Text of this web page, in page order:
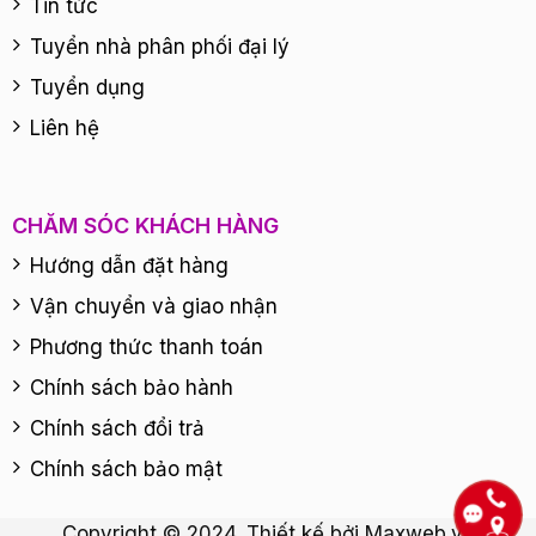
ĐỐI TƯỢNG SỬ DỤNG: Tất cả mọi làn da đều sử
dụng
———————————–
tiếp.
– Cam kết đổi trả, hoàn tiền nếu giao sai, nhầm,
thiếu sản phẩm
– Hỗ trợ tư vấn giải đáp thắc mắc 24/24
———————————
VIOLET PHAM – CHẤT LƯỢNG ĐI CÙNG TÂM
Tin tức
Tuyển nhà phân phối đại lý
Tuyển dụng
Liên hệ
CHĂM SÓC KHÁCH HÀNG
Hướng dẫn đặt hàng
Vận chuyển và giao nhận
Phương thức thanh toán
Chính sách bảo hành
Chính sách đổi trả
Chính sách bảo mật